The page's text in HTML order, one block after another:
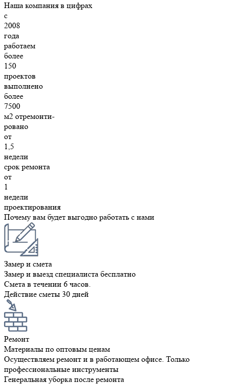
Наша компания в цифрах
с
2008
года
работаем
более
150
проектов
выполнено
более
7500
м2 отремонти-
ровано
от
1,5
недели
срок ремонта
от
1
недели
проектирования
Почему вам будет выгодно работать с нами
Замер и смета
Замер и выезд специалиста бесплатно
Смета в течении 6 часов.
Действие сметы 30 дней
Ремонт
Материалы по оптовым ценам
Осуществляем ремонт и в работающем офисе. Только
профессиональные инструменты
Генеральная уборка после ремонта